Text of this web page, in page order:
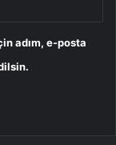
adım, e-posta